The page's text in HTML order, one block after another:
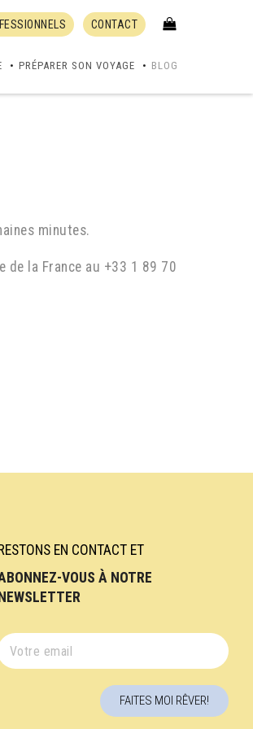
CONTACT
PRÉPARER SON VOYAGE BLOG
minutes.
de la France au +33 1 89 70
RESTONS EN CONTACT ET
VOUS À NOTRE
NEWSLETTER
FAITES MOI RÊVER!